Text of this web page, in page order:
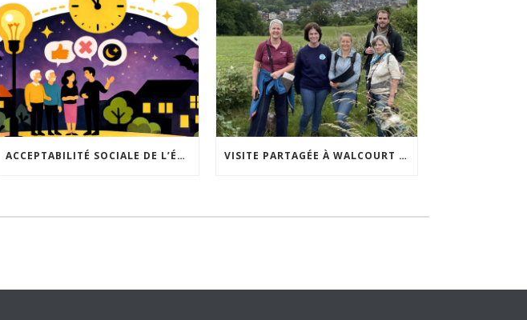
ACCEPTABILITÉ SOCIALE DE L’ÉCLAIRAGE NOCTURNE : LE REPLAY EST DISPONIBLE VISITE PARTAGÉE À WALCOURT : UNE DÉMARCHE PARTICIPATIVE ANIMÉE PAR ESPACE ENVIRONNEMENT